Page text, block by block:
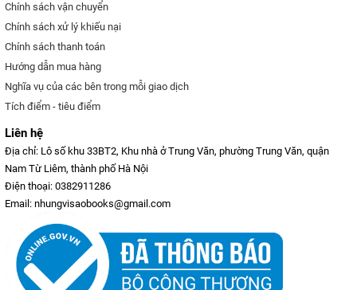
Chính sách vận chuyển
Chính sách xử lý khiếu nại
Chính sách thanh toán
Hướng dẫn mua hàng
Nghĩa vụ của các bên trong mỗi giao dịch
Tích điểm - tiêu điểm
Liên hệ
Địa chỉ: Lô số khu 33BT2, Khu nhà ở Trung Văn, phường Trung Văn, quận
Nam Từ Liêm, thành phố Hà Nội
Điện thoại: 0382911286
Email: nhungvisaobooks@gmail.com